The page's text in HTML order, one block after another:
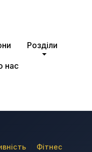
Розділи
нас
Фітнес